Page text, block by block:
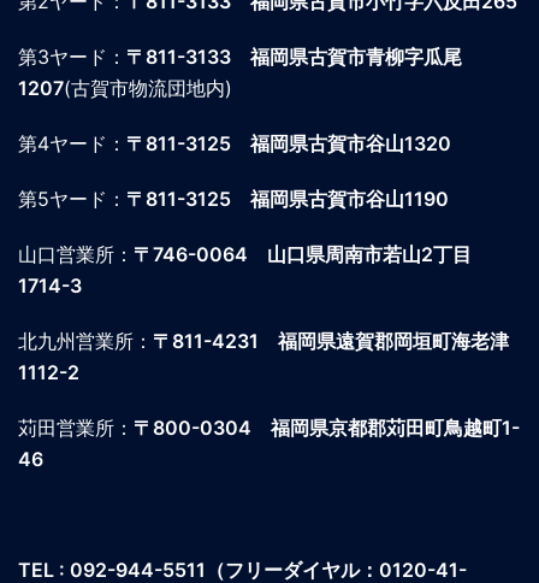
第3ヤード： 〒811-3133 福岡県古賀市青柳字瓜尾
1207(古賀市物流団地内)
第4ヤード： 〒811-3125 福岡県古賀市谷山1320
第5ヤード： 〒811-3125 福岡県古賀市谷山1190
山口営業所： 〒746-0064 山口県周南市若山2丁目
1714-3
北九州営業所： 〒811-4231 福岡県遠賀郡岡垣町海老津
1112-2
苅田営業所： 〒800-0304 福岡県京都郡苅田町鳥越町1-
46
TEL : 092-944-5511 （フリーダイヤル：0120-41-